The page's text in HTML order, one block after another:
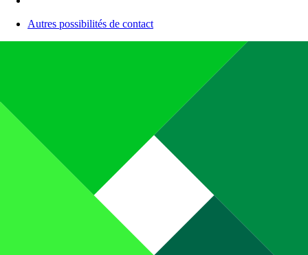
Autres possibilités de contact